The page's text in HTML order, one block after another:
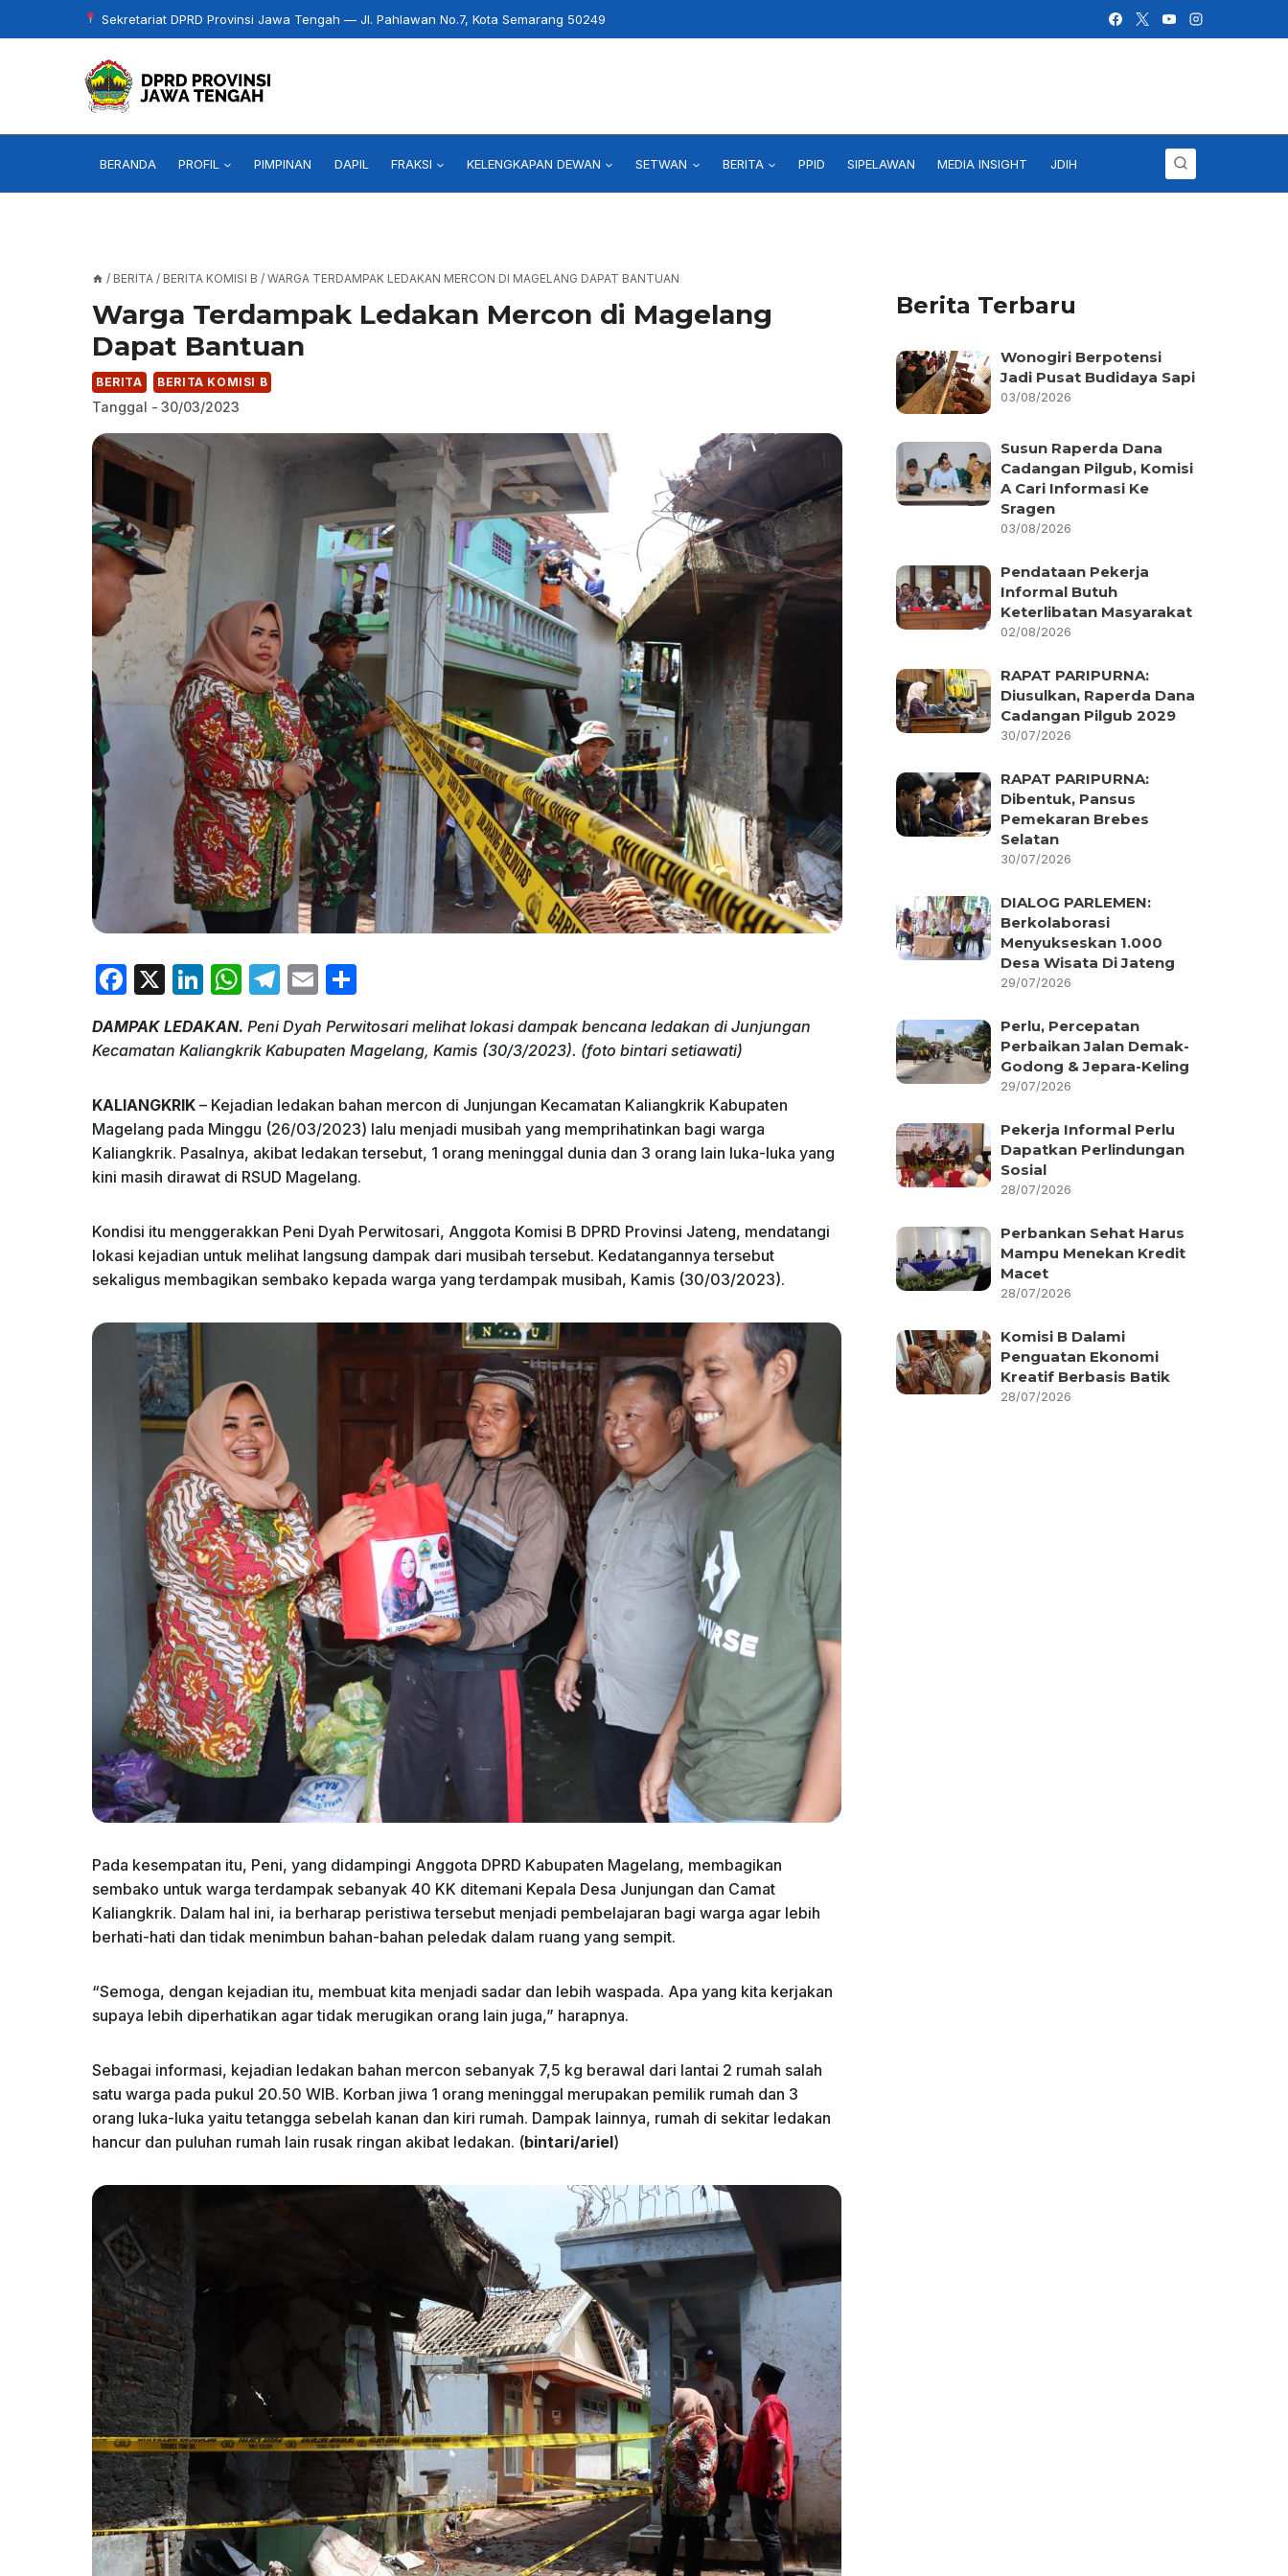
to
Sekretariat DPRD Provinsi Jawa Tengah — Jl. Pahlawan No.7, Kota Semarang 50249
BERANDA PROFIL PIMPINAN DAPIL FRAKSI KELENGKAPAN DEWAN SETWAN BERITA PPID SIPELAWAN MEDIA INSIGHT JDIH
/ BERITA / BERITA KOMISI B / WARGA TERDAMPAK LEDAKAN MERCON DI MAGELANG DAPAT BANTUAN
Warga Terdampak Ledakan Mercon di Magelang
Dapat Bantuan
BERITA BERITA KOMISI B
Tanggal - 30/03/2023
F
c
b
o
o
k
X
Li
k
dI
n
W
at
A
p
p
T
e
gr
a
m
E
ai ar
DAMPAK LEDAKAN. Peni Dyah Perwitosari melihat lokasi dampak bencana ledakan di Junjungan
Kecamatan Kaliangkrik Kabupaten Magelang, Kamis (30/3/2023). (foto bintari setiawati)
KALIANGKRIK – Kejadian ledakan bahan mercon di Junjungan Kecamatan Kaliangkrik Kabupaten
Magelang pada Minggu (26/03/2023) lalu menjadi musibah yang memprihatinkan bagi warga
Kaliangkrik. Pasalnya, akibat ledakan tersebut, 1 orang meninggal dunia dan 3 orang lain luka-luka yang
kini masih dirawat di RSUD Magelang.
Kondisi itu menggerakkan Peni Dyah Perwitosari, Anggota Komisi B DPRD Provinsi Jateng, mendatangi
lokasi kejadian untuk melihat langsung dampak dari musibah tersebut. Kedatangannya tersebut
sekaligus membagikan sembako kepada warga yang terdampak musibah, Kamis (30/03/2023).
Pada kesempatan itu, Peni, yang didampingi Anggota DPRD Kabupaten Magelang, membagikan
sembako untuk warga terdampak sebanyak 40 KK ditemani Kepala Desa Junjungan dan Camat
Kaliangkrik. Dalam hal ini, ia berharap peristiwa tersebut menjadi pembelajaran bagi warga agar lebih
berhati-hati dan tidak menimbun bahan-bahan peledak dalam ruang yang sempit.
“Semoga, dengan kejadian itu, membuat kita menjadi sadar dan lebih waspada. Apa yang kita kerjakan
supaya lebih diperhatikan agar tidak merugikan orang lain juga,” harapnya.
Sebagai informasi, kejadian ledakan bahan mercon sebanyak 7,5 kg berawal dari lantai 2 rumah salah
satu warga pada pukul 20.50 WIB. Korban jiwa 1 orang meninggal merupakan pemilik rumah dan 3
orang luka-luka yaitu tetangga sebelah kanan dan kiri rumah. Dampak lainnya, rumah di sekitar ledakan
hancur dan puluhan rumah lain rusak ringan akibat ledakan. (bintari/ariel)
Berita Terbaru
Wonogiri Berpotensi
Jadi Pusat Budidaya Sapi
03/08/2026
Susun Raperda Dana
Cadangan Pilgub, Komisi
A Cari Informasi Ke
Sragen
03/08/2026
Pendataan Pekerja
Informal Butuh
Keterlibatan Masyarakat
02/08/2026
RAPAT PARIPURNA:
Diusulkan, Raperda Dana
Cadangan Pilgub 2029
30/07/2026
RAPAT PARIPURNA:
Dibentuk, Pansus
Pemekaran Brebes
Selatan
30/07/2026
DIALOG PARLEMEN:
Berkolaborasi
Menyukseskan 1.000
Desa Wisata Di Jateng
29/07/2026
Perlu, Percepatan
Perbaikan Jalan Demak-
Godong & Jepara-Keling
29/07/2026
Pekerja Informal Perlu
Dapatkan Perlindungan
Sosial
28/07/2026
Perbankan Sehat Harus
Mampu Menekan Kredit
Macet
28/07/2026
Komisi B Dalami
Penguatan Ekonomi
Kreatif Berbasis Batik
28/07/2026